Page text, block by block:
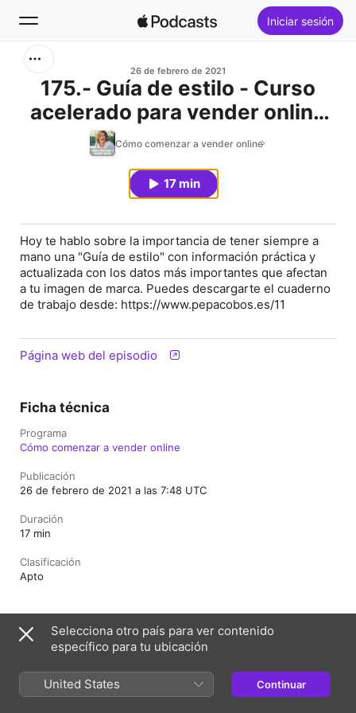
Iniciar sesión
Inicio
Novedades
26 de febrero de 2021
175.- Guía de estilo - Curso
acelerado para vender online
(V)
Cómo comenzar a vender online
17 min
Hoy te hablo sobre la importancia de tener siempre a
mano una "Guía de estilo" con información práctica y
actualizada con los datos más importantes que afectan
a tu imagen de marca. Puedes descargarte el cuaderno
de trabajo desde: https://www.pepacobos.es/11
Página web del episodio
Ficha técnica
Programa
Cómo comenzar a vender online
Publicación
26 de febrero de 2021 a las 7:48 UTC
Duración
17 min
Clasificación
Apto
España English (UK) Català
Términos del servicio de internet
El reproductor web de Apple Podcasts y la privacidad
Aviso sobre cookies
Selecciona otro país para ver contenido
específico para tu ubicación
United States Continuar